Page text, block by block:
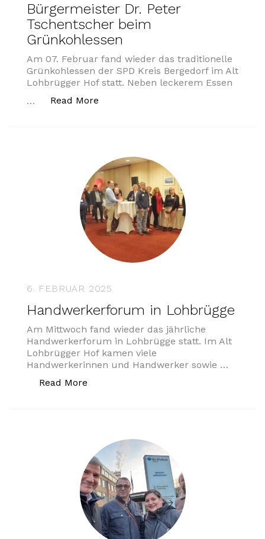
Bürgermeister Dr. Peter
Tschentscher beim
Grünkohlessen
Am 07. Februar fand wieder das traditionelle
Grünkohlessen der SPD Kreis Bergedorf im Alt
Lohbrügger Hof statt. Neben leckerem Essen
…
Read More
6. FEBRUAR 2025
Handwerkerforum in Lohbrügge
Am Mittwoch fand wieder das jährliche
Handwerkerforum in Lohbrügge statt. Im Alt
Lohbrügger Hof kamen viele
Handwerkerinnen und Handwerker sowie …
Read More